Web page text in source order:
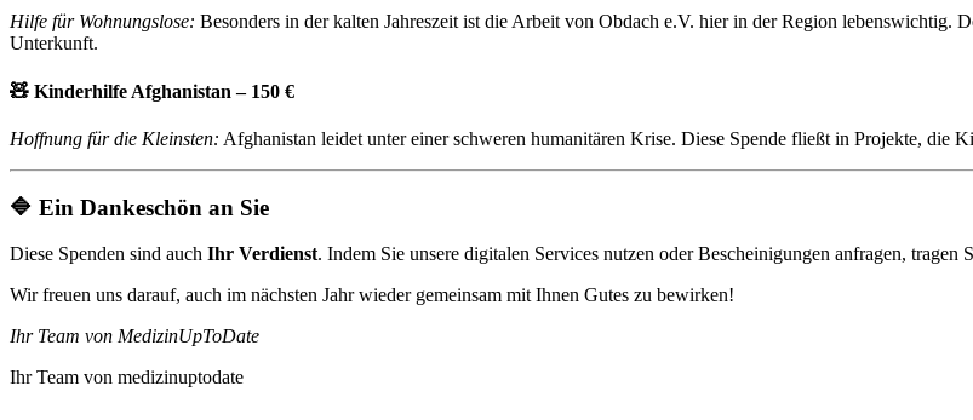
Hilfe für Wohnungslose: Besonders in der kalten Jahreszeit ist die Arbeit von Obdach e.V. hier in der Region lebenswichtig.
Unterkunft.
🧸 Kinderhilfe Afghanistan – 150 €
Hoffnung für die Kleinsten: Afghanistan leidet unter einer schweren humanitären Krise. Diese Spende fließt in Projekte,
🔷 Ein Dankeschön an Sie
Diese Spenden sind auch Ihr Verdienst. Indem Sie unsere digitalen Services nutzen oder Bescheinigungen anfragen,
Wir freuen uns darauf, auch im nächsten Jahr wieder gemeinsam mit Ihnen Gutes zu bewirken!
Ihr Team von MedizinUpToDate
Ihr Team von medizinuptodate